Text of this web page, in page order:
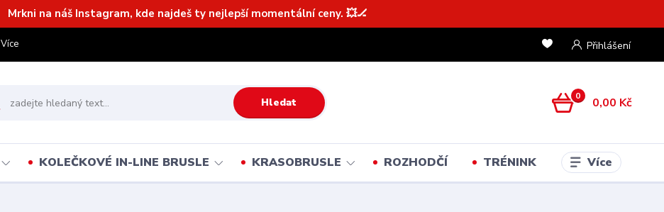
Mrkni na náš Instagram, kde najdeš ty nejlepší momentální ceny. 💥🏒
Více Přihlášení
Hledat 0 0,00 Kč
KOLEČKOVÉ IN-LINE BRUSLE KRASOBRUSLE ROZHODČÍ TRÉNINK Více